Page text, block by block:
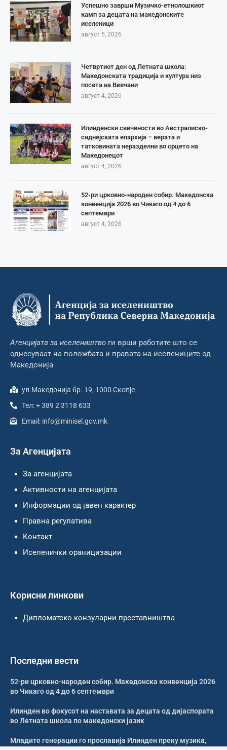
Успешно заврши Музичко-етнолошкиот
камп за децата на македонските
иселеници
август 5, 2026
Четвртиот ден од Летната школа:
Македонската традиција и култура низ
посета на Вевчани
август 4, 2026
Илинденски свечености во Австралиско-
сиднејската епархија – верата и
татковината неразделни во срцето на
Македонецот
август 4, 2026
52-ри црковно-народен собир. Македонска
конвенција 2026 во Чикаго од 4 до 6
септември
август 4, 2026
Агенцијата за иселеништво ги врши работите што се
однесуваат на положбата и правата на иселениците од
Македонија
ул.Македонија бр. 19, 1000 Скопје
Тел: + 389 2 3118 633
Email: info@minisel.gov.mk
За Агенцијата
За агенцијата
Активности на агенцијата
Информации од јавен карактер
Правна регулатива
Контакт
Иселенички ораницизации
Корисни линкови
Дипломатско конзуларни преставништва
Последни вести
52-ри црковно-народен собир. Македонска конвенција 2026
во Чикаго од 4 до 6 септември
Илинден во фокусот на наставата за децата од дијаспората
во Летната школа по македонски јазик
Младите генерации го прославија Илинден преку музика,